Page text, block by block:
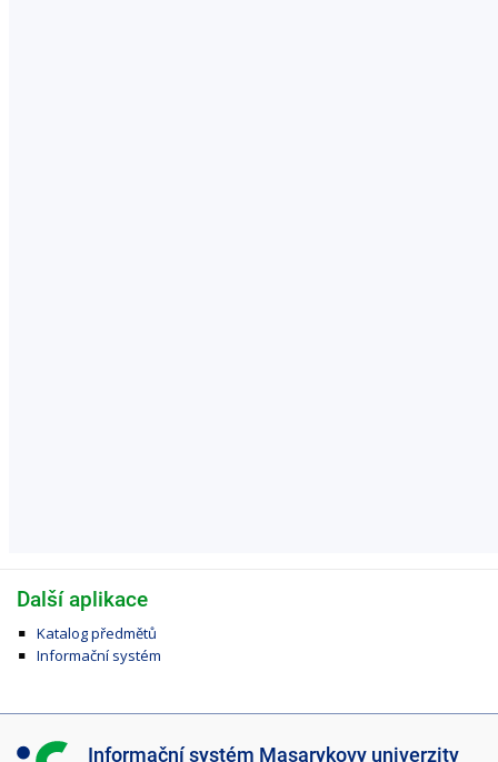
Další aplikace
Katalog předmětů
Informační systém
I Informační systém Masarykovy univerzity